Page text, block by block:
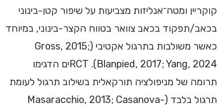
קוקריין ומטה־אנליזות מצביעות על שיפור קטן-בינוני
בכאב/תפקוד בכאב צוואר בטווח הקצר-בינוני, במיוחד
כאשר משולבות בתרגול אקטיבי (Gross, 2015;
Blanpied, 2017; Yang, 2024). RCTים הדגימו
תרומה של מניפולציה תורקאלית בשילוב תרגול לעומת
תרגול בלבד (Masaracchio, 2013; Casanova-